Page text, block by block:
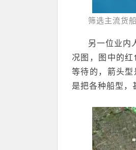
筛选主流货
另一位业内
况图，图中的
等待的，箭头
是把各种船型，